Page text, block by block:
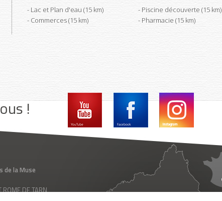
Lac et Plan d'eau (15 km) Piscine découverte (15 km)
Commerces (15 km)
Pharmacie (15 km)
!
de la Muse
DE TARN